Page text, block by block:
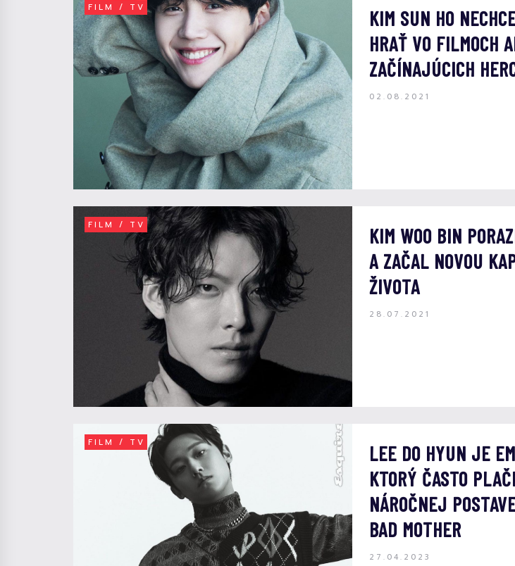
FILM / TV
KIM SUN HO
HRAŤ VO FILMOCH
ZAČÍNAJÚCICH
02.08.2021
FILM / TV
KIM WOO BIN
A ZAČAL NOVOU
ŽIVOTA
28.07.2021
FILM / TV
LEE DO HYUN JE
KTORÝ ČASTO
NÁROČNEJ
BAD MOTHER
27.04.2023